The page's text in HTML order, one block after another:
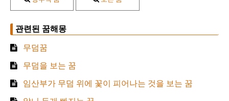
관련된 꿈해몽
무덤꿈
무덤을 보는 꿈
임산부가 무덤 위에 꽃이 피어나는 것을 보는 꿈